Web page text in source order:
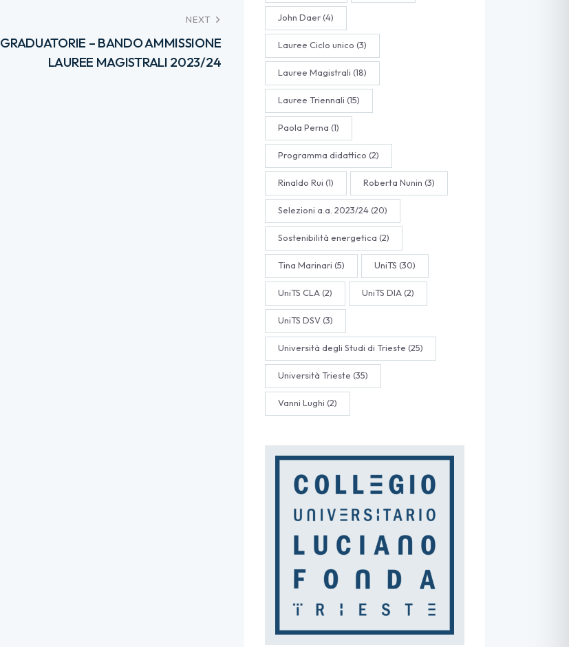
NEXT
GRADUATORIE – BANDO AMMISSIONE
LAUREE MAGISTRALI 2023/24
John Daer(4)
Lauree Ciclo unico (3)
Lauree Magistrali (18)
Lauree Triennali (15)
Paola Perna (1)
Programma didattico (2)
Rinaldo Rui (1) Roberta Nunin (3)
Selezioni a.a. 2023/24(20)
Sostenibilità energetica (2)
Tina Marinari (5) UniTS (30)
UniTS CLA(2) UniTS DIA(2)
UniTS DSV(3)
Università degli Studi di Trieste (25)
Università Trieste (35)
Vanni Lughi (2)